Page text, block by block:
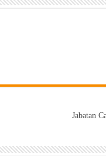
Jabatan